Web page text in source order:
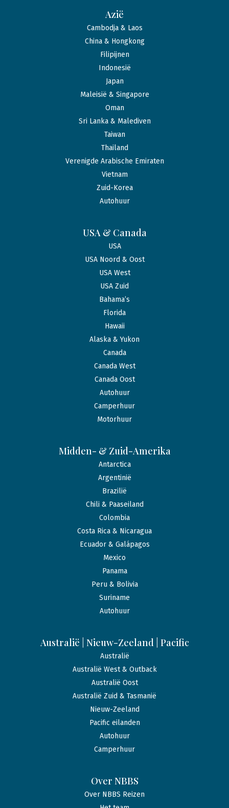
Azië
Cambodja & Laos
China & Hongkong
Filipijnen
Indonesië
Japan
Maleisië & Singapore
Oman
Sri Lanka & Malediven
Taiwan
Thailand
Verenigde Arabische Emiraten
Vietnam
Zuid-Korea
Autohuur
USA & Canada
USA
USA Noord & Oost
USA West
USA Zuid
Bahama’s
Florida
Hawaii
Alaska & Yukon
Canada
Canada West
Canada Oost
Autohuur
Camperhuur
Motorhuur
Midden- & Zuid-Amerika
Antarctica
Argentinië
Brazilië
Chili & Paaseiland
Colombia
Costa Rica & Nicaragua
Ecuador & Galápagos
Mexico
Panama
Peru & Bolivia
Suriname
Autohuur
Australië | Nieuw-Zeeland | Pacific
Australië
Australië West & Outback
Australië Oost
Australië Zuid & Tasmanië
Nieuw-Zeeland
Pacific eilanden
Autohuur
Camperhuur
Over NBBS
Over NBBS Reizen